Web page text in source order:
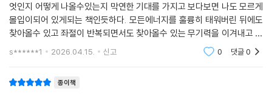
러니 당신이 지나온 여정, 그 모두를 긍정하라!
--- 「PART 5 무기력에서 벗어날 수 있다」 중에서
무기력의 처절함을 온몸으로 겪어낸 이의 체험과 연구에서 나온 말이기에
더욱 설득력 있다. 당신은 생각보다 훨씬 강하다. 기어코 내면의 사자를 깨
우고 인생이라는 모험을 향해 다시 나아가는 순간, 당신은 이전과 전혀 다
른 모습으로 서게 될 것이다. 그 모든 시간을 지나온 저자가 말한다. “무기
라.”
엇인지 어떻게 나올수있는지 막연한 기대를 가지고 보다보면 나도 모르게
몰입이되어 있게되는 책인듯하다. 모든에너지를 훌륭히 태워버린 뒤에도
찾아올수 있고 좌절이 반복되면서도 찾아올수 있는 무기력을 이겨내고 다
시 앞으로 나아가고 힘을 낼수 있게 하기위해서 알고있음 좋을 내용들이라
s******1 2026.04.15. 신고 0 댓글0
종이책